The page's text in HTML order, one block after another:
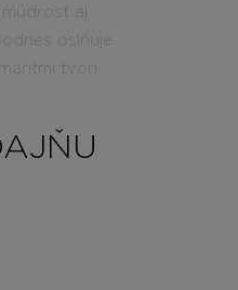
aj
tvorí